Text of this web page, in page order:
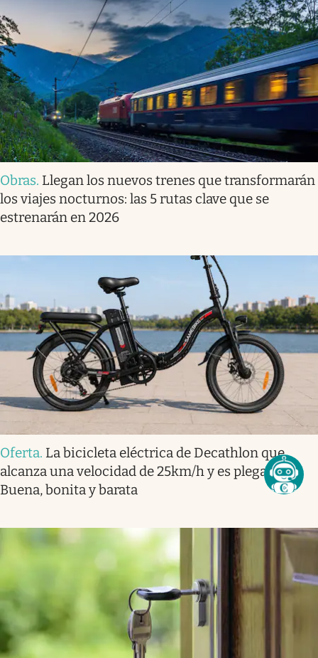
Obras. Llegan los nuevos trenes que transformarán
los viajes nocturnos: las 5 rutas clave que se
estrenarán en 2026
Oferta. La bicicleta eléctrica de Decathlon que
alcanza una velocidad de 25km/h y es plegable.
Buena, bonita y barata